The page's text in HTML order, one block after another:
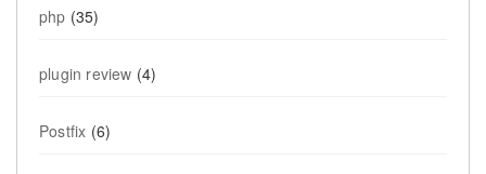
php (35)
plugin review (4)
Postfix (6)